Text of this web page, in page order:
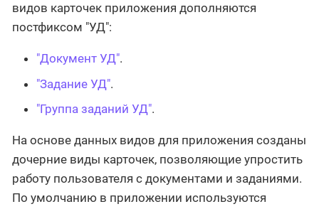
видов карточек приложения дополняются
постфиксом "УД":
"Документ УД".
"Задание УД".
"Группа заданий УД".
На основе данных видов для приложения созданы
дочерние виды карточек, позволяющие упростить
работу пользователя с документами и заданиями.
По умолчанию в приложении используются